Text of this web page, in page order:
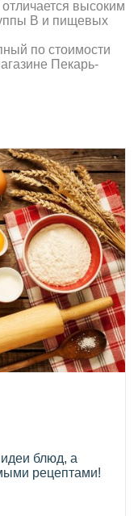
высоким
В и пищевых
по стоимости
Пекарь-
блюд, а
рецептами!